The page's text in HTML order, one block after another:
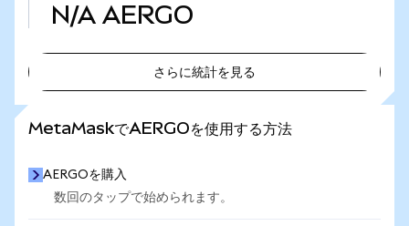
N/A AERGO
さらに統計を見る
MetaMaskでAERGOを使用する方法
AERGOを購入
数回のタップで始められます。